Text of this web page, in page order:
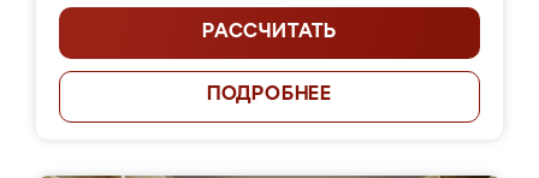
РАССЧИТАТЬ
ПОДРОБНЕЕ